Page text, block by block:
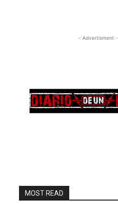
- Advertisment -
MOST READ